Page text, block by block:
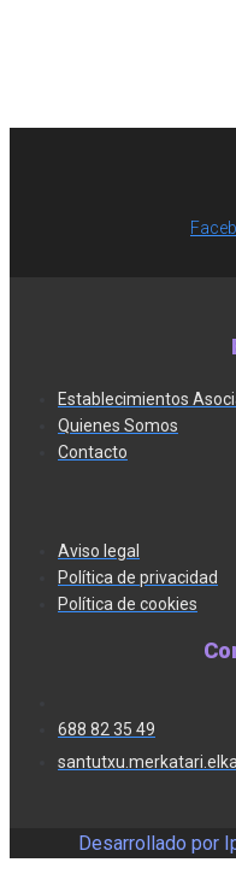
Establecimientos
Quienes Somos
Contacto
Aviso legal
Política de privacidad
Política de cookies
688 82 35 49
Desarrollado por